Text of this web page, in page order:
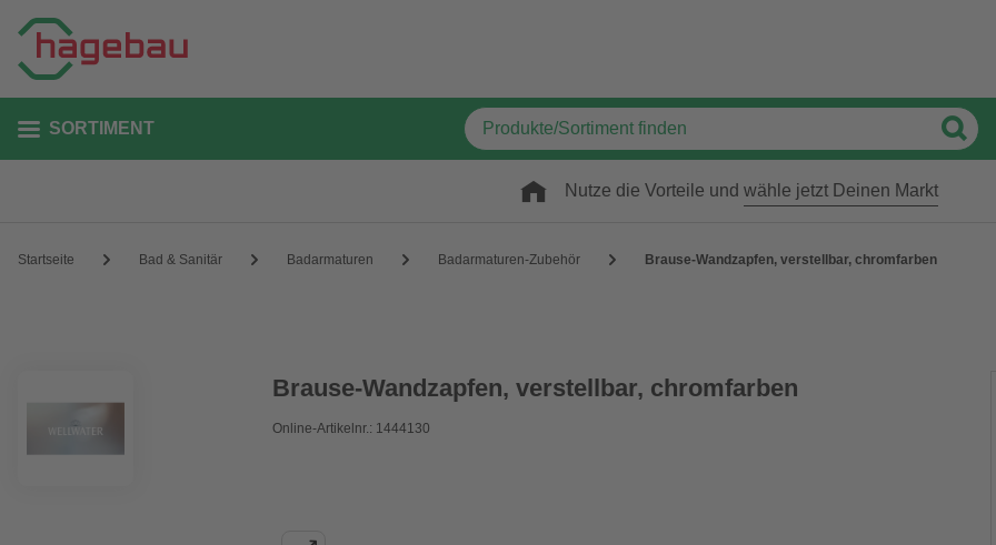
SORTIMENT
Nutze die Vorteile und wähle jetzt Deinen Markt
Startseite Bad & Sanitär Badarmaturen Badarmaturen-Zubehör Brause-Wandzapfen, verstellbar, chromfarben
Brause-Wandzapfen, verstellbar, chromfarben
Online-Artikelnr.: 1444130